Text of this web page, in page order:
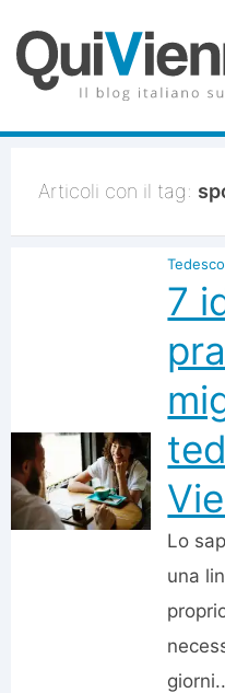
Articoli con il tag:
Tedesco
7
Lo
una